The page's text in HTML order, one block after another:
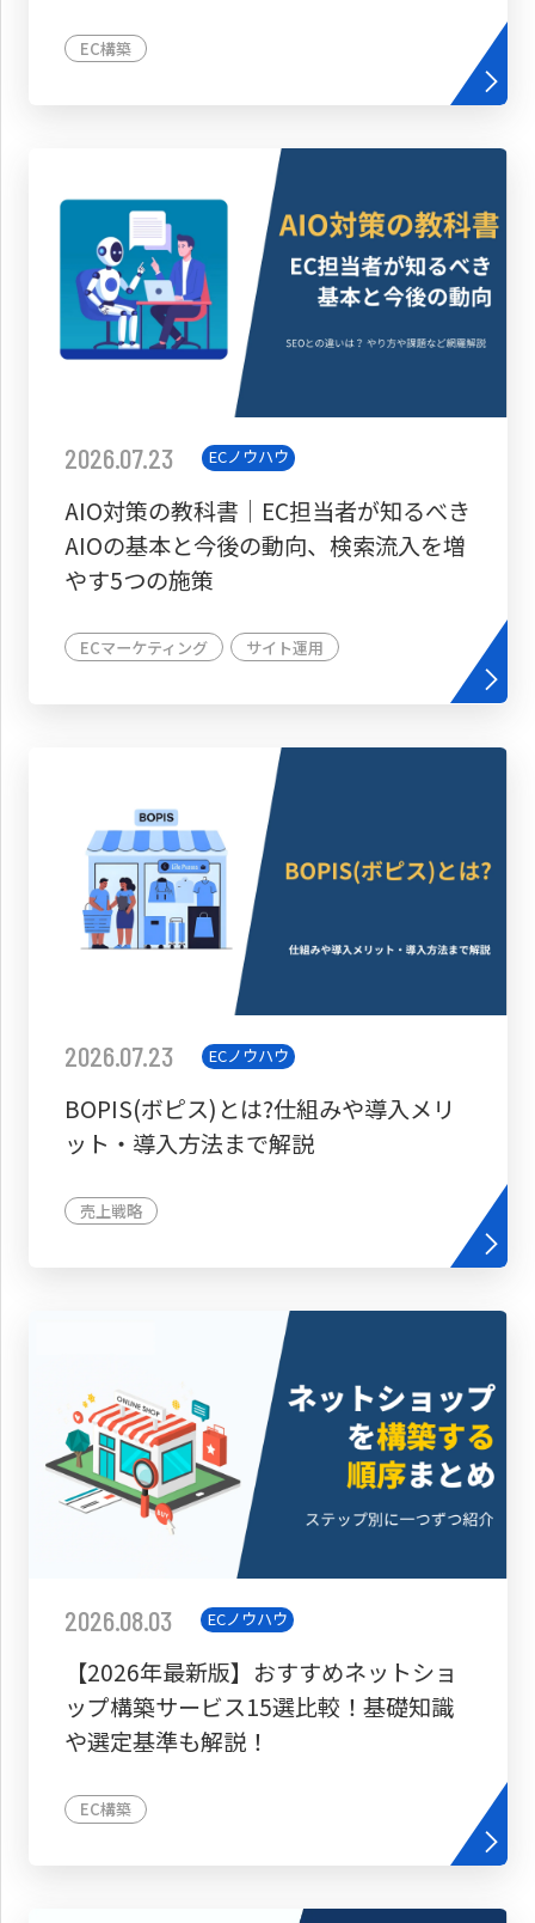
EC構築
2026.07.23 ECノウハウ
AIO対策の教科書│EC担当者が知るべき
AIOの基本と今後の動向、検索流入を増
やす5つの施策
ECマーケティング サイト運用
2026.07.23 ECノウハウ
BOPIS(ボピス)とは?仕組みや導入メリ
ット・導入方法まで解説
売上戦略
2026.08.03 ECノウハウ
【2026年最新版】おすすめネットショ
ップ構築サービス15選比較！基礎知識
や選定基準も解説！
EC構築